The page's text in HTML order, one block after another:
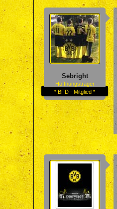
Sebright
Hoffnungsträger
* BFD - Mitglied *